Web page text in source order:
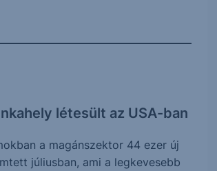
létesült az USA-ban
a magánszektor 44 ezer új
júliusban, ami a legkevesebb